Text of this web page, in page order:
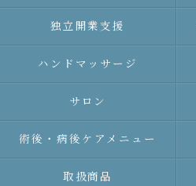
独立開業支援
ハンドマッサージ
サロン
術後・病後ケアメニュー
取扱商品